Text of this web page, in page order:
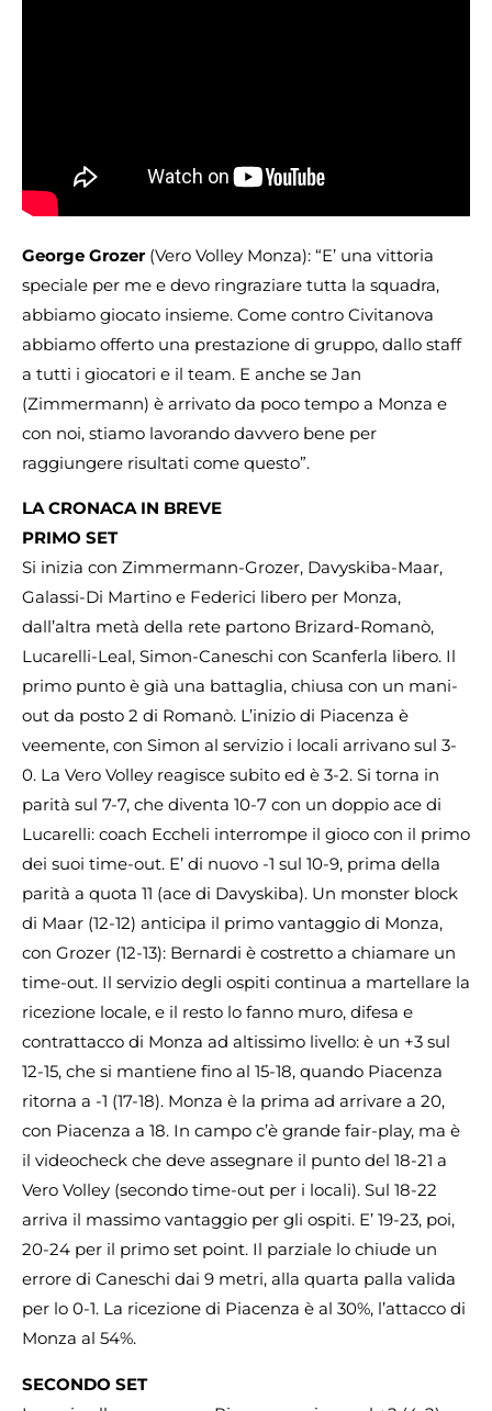
George Grozer(Vero Volley Monza): “E’ una vittoria
speciale per me e devo ringraziare tutta la squadra,
abbiamo giocato insieme. Come contro Civitanova
abbiamo offerto una prestazione di gruppo, dallo staff
a tutti i giocatori e il team. E anche se Jan
(Zimmermann) è arrivato da poco tempo a Monza e
con noi, stiamo lavorando davvero bene per
raggiungere risultati come questo”.
LA CRONACA IN BREVE
PRIMO SET
Si inizia con Zimmermann-Grozer, Davyskiba-Maar,
Galassi-Di Martino e Federici libero per Monza,
dall’altra metà della rete partono Brizard-Romanò,
Lucarelli-Leal, Simon-Caneschi con Scanferla libero. Il
primo punto è già una battaglia, chiusa con un mani-
out da posto 2 di Romanò. L’inizio di Piacenza è
veemente, con Simon al servizio i locali arrivano sul 3-
0. La Vero Volley reagisce subito ed è 3-2. Si torna in
parità sul 7-7, che diventa 10-7 con un doppio ace di
Lucarelli: coach Eccheli interrompe il gioco con il primo
dei suoi time-out. E’ di nuovo -1 sul 10-9, prima della
parità a quota 11 (ace di Davyskiba). Un monster block
di Maar (12-12) anticipa il primo vantaggio di Monza,
con Grozer (12-13): Bernardi è costretto a chiamare un
time-out. Il servizio degli ospiti continua a martellare la
ricezione locale, e il resto lo fanno muro, difesa e
contrattacco di Monza ad altissimo livello: è un +3 sul
12-15, che si mantiene fino al 15-18, quando Piacenza
ritorna a -1 (17-18). Monza è la prima ad arrivare a 20,
con Piacenza a 18. In campo c’è grande fair-play, ma è
il videocheck che deve assegnare il punto del 18-21 a
Vero Volley (secondo time-out per i locali). Sul 18-22
arriva il massimo vantaggio per gli ospiti. E’ 19-23, poi,
20-24 per il primo set point. Il parziale lo chiude un
errore di Caneschi dai 9 metri, alla quarta palla valida
per lo 0-1. La ricezione di Piacenza è al 30%, l’attacco di
Monza al 54%.
SECONDO SET